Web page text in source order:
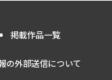
掲載作品一覧
の外部送信について